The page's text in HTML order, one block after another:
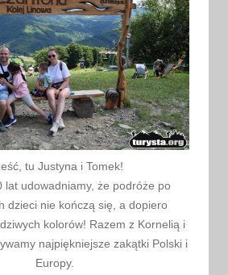
tu Justyna i Tomek!
lat udowadniamy, że podróże po
dzieci nie kończą się, a dopiero
kolorów! Razem z Kornelią i
najpiękniejsze zakątki Polski i
Europy.